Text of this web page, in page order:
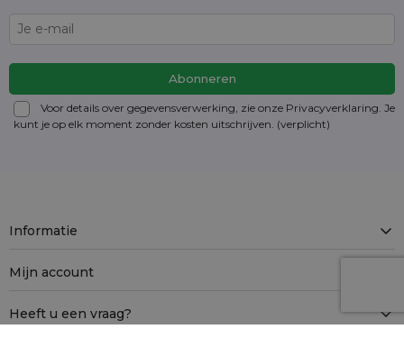
Voor details over gegevensverwerking, zie onze Privacyverklaring. Je
kunt je op elk moment zonder kosten uitschrijven. (verplicht)
Informatie
Mijn account
Heeft u een vraag?